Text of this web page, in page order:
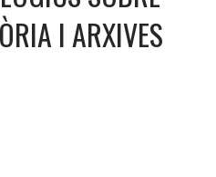
I ARXIVES